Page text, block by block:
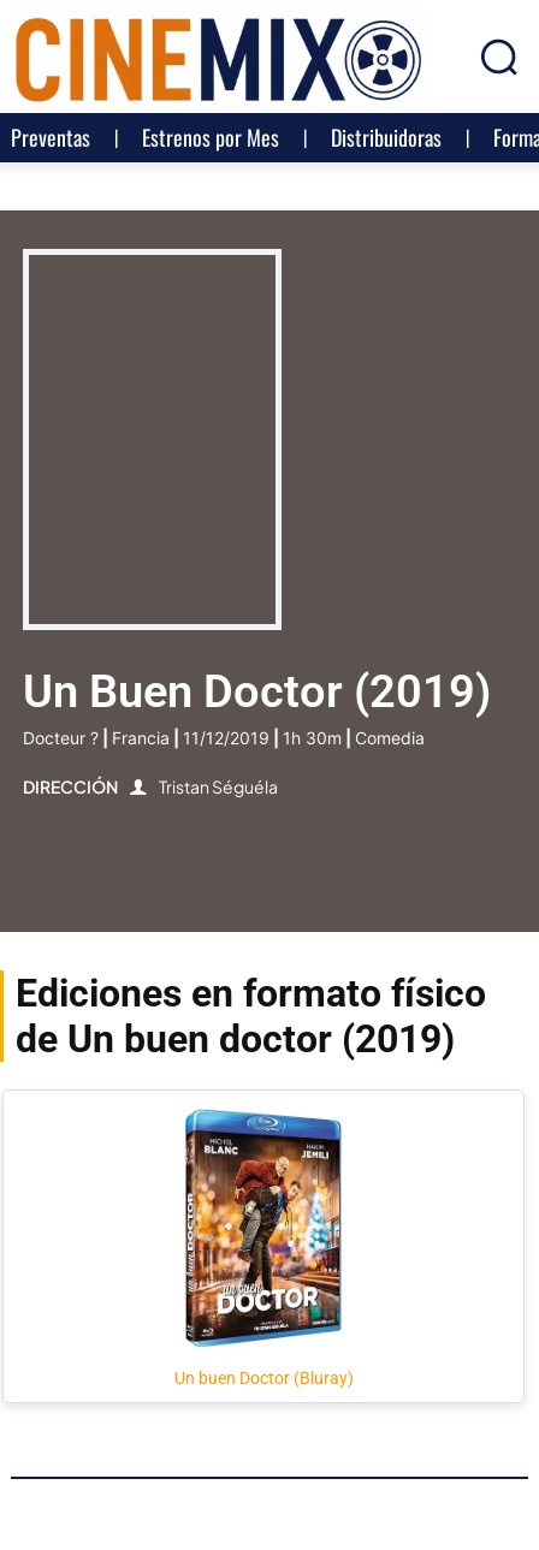
Preventas Estrenos por Mes Distribuidoras
Un Buen Doctor (2019)
Docteur ? Francia 11/12/2019 1h 30m Comedia
DIRECCIÓN Tristan Séguéla
Ediciones en formato físico
de Un buen doctor (2019)
Un buen Doctor (Bluray)